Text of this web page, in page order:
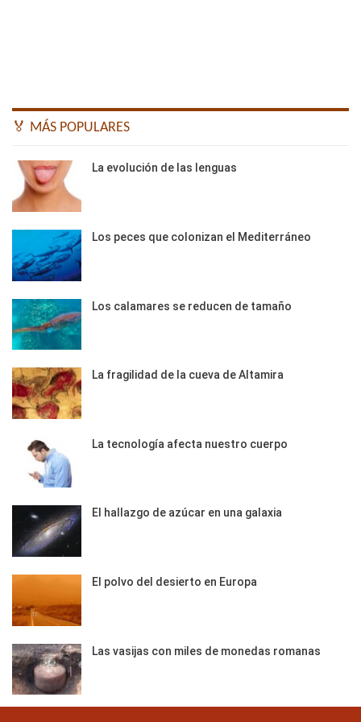
🏅 MÁS POPULARES
La evolución de las lenguas
Los peces que colonizan el Mediterráneo
Los calamares se reducen de tamaño
La fragilidad de la cueva de Altamira
La tecnología afecta nuestro cuerpo
El hallazgo de azúcar en una galaxia
El polvo del desierto en Europa
Las vasijas con miles de monedas romanas